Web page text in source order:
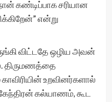
கண்டிப்பாக சரியான
என்று
விட்டதே ஒழிய அவன்
திருமணத்தை
உறவினர்களால்
கல்யாணம், கூட